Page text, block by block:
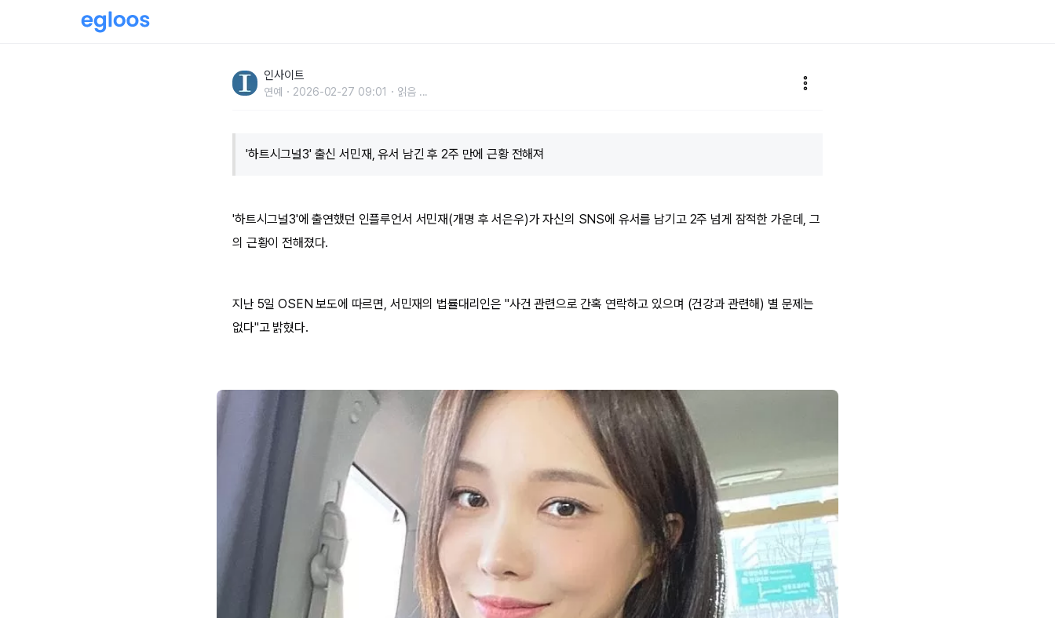
인사이트
연예 2026-02-27 09:01 읽음 ...
'하트시그널3' 출신 서민재, 유서 남긴 후 2주 만에 근황 전해져
'하트시그널3'에 출연했던 인플루언서 서민재(개명 후 서은우)가 자신의 SNS에 유서를 남기고 2주 넘게 잠적한 가운데, 그
의 근황이 전해졌다.
지난 5일 OSEN 보도에 따르면, 서민재의 법률대리인은 "사건 관련으로 간혹 연락하고 있으며 (건강과 관련해) 별 문제는
없다"고 밝혔다.